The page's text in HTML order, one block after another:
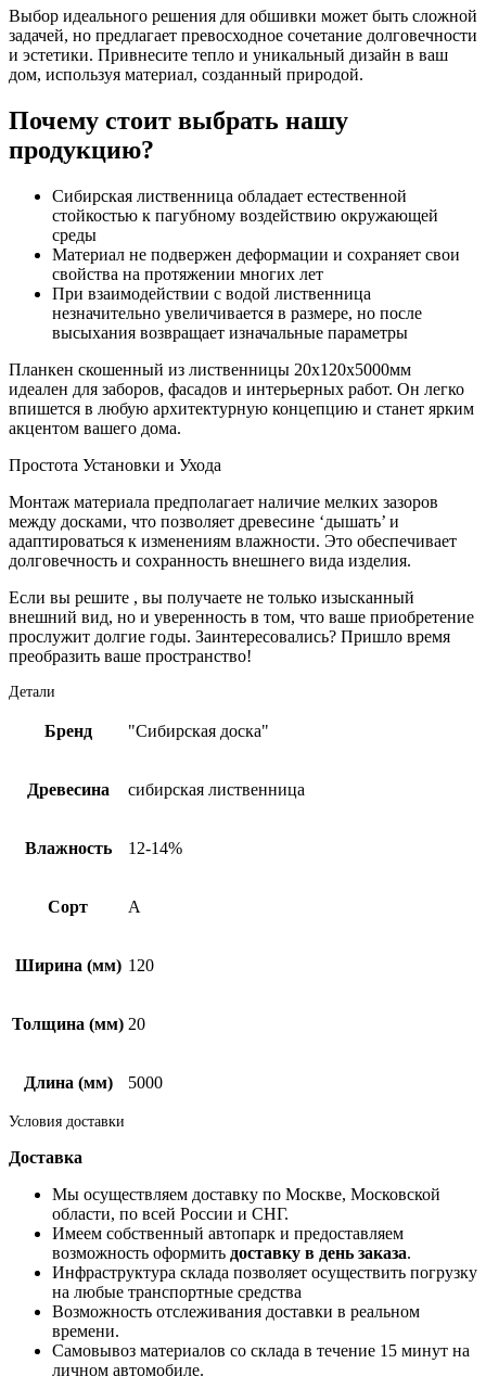
из
лиственницы
20х120х5000
мм
Выбор идеального решения для обшивки может быть сложной
задачей, но предлагает превосходное сочетание долговечности
и эстетики. Привнесите тепло и уникальный дизайн в ваш
дом, используя материал, созданный природой.
Почему стоит выбрать нашу
продукцию?
Сибирская лиственница обладает естественной
стойкостью к пагубному воздействию окружающей
среды
Материал не подвержен деформации и сохраняет свои
свойства на протяжении многих лет
При взаимодействии с водой лиственница
незначительно увеличивается в размере, но после
высыхания возвращает изначальные параметры
Планкен скошенный из лиственницы 20х120х5000мм
идеален для заборов, фасадов и интерьерных работ. Он легко
впишется в любую архитектурную концепцию и станет ярким
акцентом вашего дома.
Простота Установки и Ухода
Монтаж материала предполагает наличие мелких зазоров
между досками, что позволяет древесине ‘дышать’ и
адаптироваться к изменениям влажности. Это обеспечивает
долговечность и сохранность внешнего вида изделия.
Если вы решите , вы получаете не только изысканный
внешний вид, но и уверенность в том, что ваше приобретение
прослужит долгие годы. Заинтересовались? Пришло время
преобразить ваше пространство!
Детали
Бренд "Сибирская доска"
Древесина сибирская лиственница
Влажность 12-14%
Сорт А
Ширина (мм) 120
Толщина (мм) 20
Длина (мм) 5000
Условия доставки
Доставка
Мы осуществляем доставку по Москве, Московской
области, по всей России и СНГ.
Имеем собственный автопарк и предоставляем
возможность оформить доставку в день заказа.
Инфраструктура склада позволяет осуществить погрузку
на любые транспортные средства
Возможность отслеживания доставки в реальном
времени.
Самовывоз материалов со склада в течение 15 минут на
личном автомобиле.